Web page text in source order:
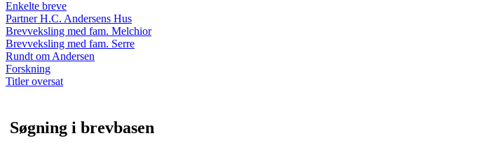
Enkelte breve
Partner H.C. Andersens Hus
Brevveksling med fam. Melchior
Brevveksling med fam. Serre
Rundt om Andersen
Forskning
Titler oversat
Søgning i brevbasen